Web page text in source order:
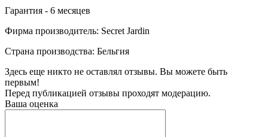
Гарантия - 6 месяцев
Фирма производитель: Secret Jardin
Страна производства: Бельгия
Здесь еще никто не оставлял отзывы. Вы можете быть
первым!
Перед публикацией отзывы проходят модерацию.
Ваша оценка